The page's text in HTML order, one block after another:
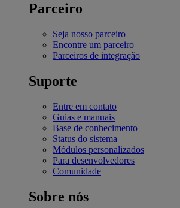
Parceiro
Seja nosso parceiro
Encontre um parceiro
Parceiros de integração
Suporte
Entre em contato
Guias e manuais
Base de conhecimento
Status do sistema
Módulos personalizados
Para desenvolvedores
Comunidade
Sobre nós